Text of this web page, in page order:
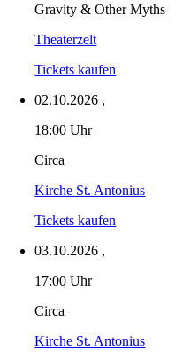
Gravity & Other Myths
Theaterzelt
Tickets kaufen
02.10.2026 ,
18:00 Uhr
Circa
Kirche St. Antonius
Tickets kaufen
03.10.2026 ,
17:00 Uhr
Circa
Kirche St. Antonius